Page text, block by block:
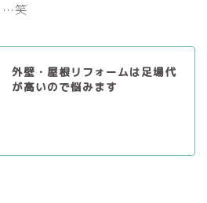
…笑
外壁・屋根リフォームは足場代
が高いので悩みます